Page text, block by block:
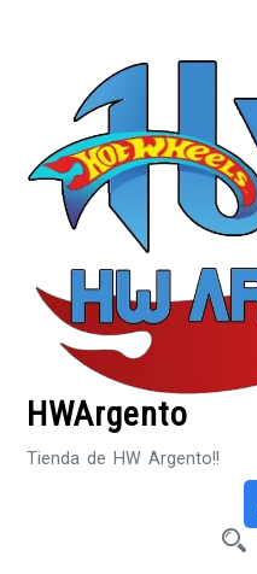
HWArgento
Tienda de HW Argento!!